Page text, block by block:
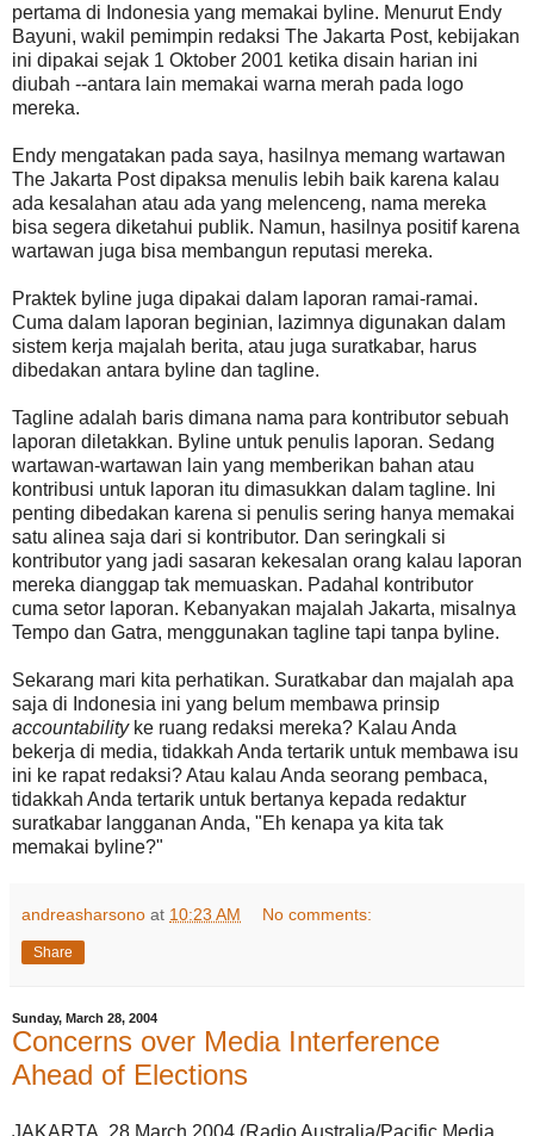
pertama di Indonesia yang memakai byline. Menurut Endy
Bayuni, wakil pemimpin redaksi The Jakarta Post, kebijakan
ini dipakai sejak 1 Oktober 2001 ketika disain harian ini
diubah --antara lain memakai warna merah pada logo
mereka.
Endy mengatakan pada saya, hasilnya memang wartawan
The Jakarta Post dipaksa menulis lebih baik karena kalau
ada kesalahan atau ada yang melenceng, nama mereka
bisa segera diketahui publik. Namun, hasilnya positif karena
wartawan juga bisa membangun reputasi mereka.
Praktek byline juga dipakai dalam laporan ramai-ramai.
Cuma dalam laporan beginian, lazimnya digunakan dalam
sistem kerja majalah berita, atau juga suratkabar, harus
dibedakan antara byline dan tagline.
Tagline adalah baris dimana nama para kontributor sebuah
laporan diletakkan. Byline untuk penulis laporan. Sedang
wartawan-wartawan lain yang memberikan bahan atau
kontribusi untuk laporan itu dimasukkan dalam tagline. Ini
penting dibedakan karena si penulis sering hanya memakai
satu alinea saja dari si kontributor. Dan seringkali si
kontributor yang jadi sasaran kekesalan orang kalau laporan
mereka dianggap tak memuaskan. Padahal kontributor
cuma setor laporan. Kebanyakan majalah Jakarta, misalnya
Tempo dan Gatra, menggunakan tagline tapi tanpa byline.
Sekarang mari kita perhatikan. Suratkabar dan majalah apa
saja di Indonesia ini yang belum membawa prinsip
accountabilityke ruang redaksi mereka? Kalau Anda
bekerja di media, tidakkah Anda tertarik untuk membawa isu
ini ke rapat redaksi? Atau kalau Anda seorang pembaca,
tidakkah Anda tertarik untuk bertanya kepada redaktur
suratkabar langganan Anda, "Eh kenapa ya kita tak
memakai byline?"
andreasharsono at 10:23 AM No comments:
Share
Sunday, March 28, 2004
Concerns over Media Interference
Ahead of Elections
JAKARTA, 28 March 2004 (Radio Australia/Pacific Media